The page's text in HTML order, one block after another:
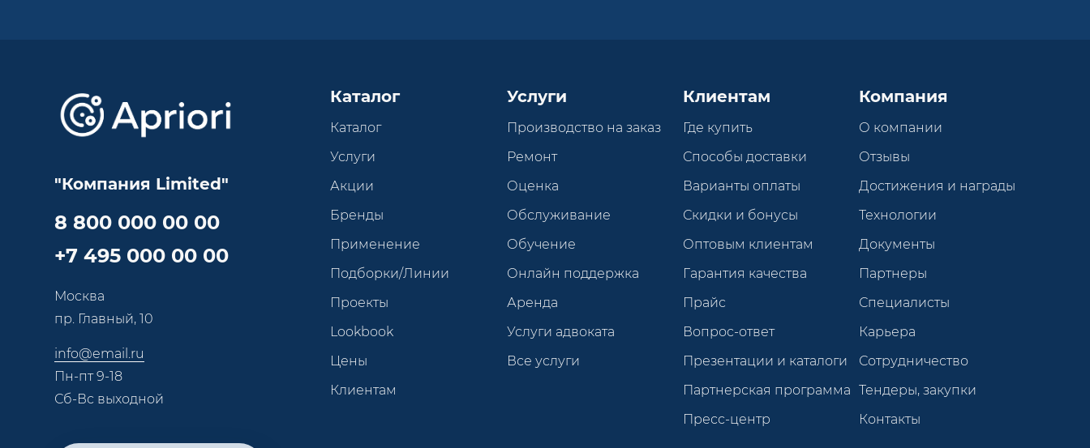
"Компания Limited"
8 800 000 00 00
+7 495 000 00 00
Москва
пр. Главный, 10
info@email.ru
Пн-пт 9-18
Сб-Вс выходной
Каталог
Каталог
Услуги
Акции
Бренды
Применение
Подборки/Линии
Проекты
Lookbook
Цены
Клиентам
Услуги
Производство на заказ
Ремонт
Оценка
Обслуживание
Обучение
Онлайн поддержка
Аренда
Услуги адвоката
Все услуги
Клиентам
Где купить
Способы доставки
Варианты оплаты
Скидки и бонусы
Оптовым клиентам
Гарантия качества
Прайс
Вопрос-ответ
Презентации и каталоги
Партнерская программа
Пресс-центр
Компания
О компании
Отзывы
Достижения и награды
Технологии
Документы
Партнеры
Специалисты
Карьера
Сотрудничество
Тендеры, закупки
Контакты